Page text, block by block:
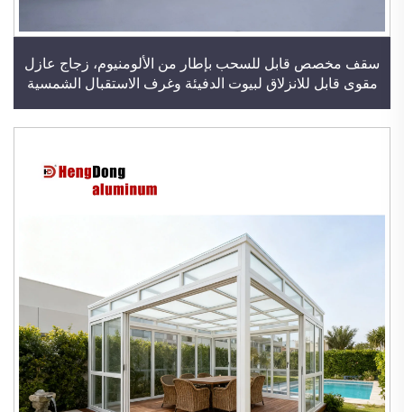
سقف مخصص قابل للسحب بإطار من الألومنيوم، زجاج عازل
مقوى قابل للانزلاق لبيوت الدفيئة وغرف الاستقبال الشمسية